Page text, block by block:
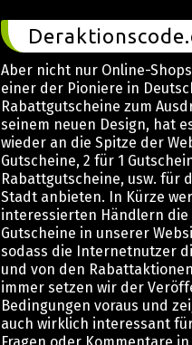
Aber nicht nur Online-
einer der Pioniere in
Rabattgutscheine zum
seinem neuen Design, hat
wieder an die Spitze der
Gutscheine, 2 für 1
Rabattgutscheine, usw. für
Stadt anbieten. In Kürze
interessierten Händlern
Gutscheine in unserer
sodass die Internetnutzer
und von den
immer setzen wir der
Bedingungen voraus und
auch wirklich interessant